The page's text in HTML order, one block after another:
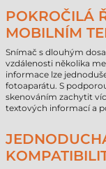
POKROČILÁ
MOBILNÍM
Snímač s dlouhým
vzdálenosti několika
informace lze
fotoaparátu. S
skenováním zachytit
textových informací a